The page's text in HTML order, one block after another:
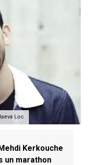
Loc
Kerkouche
un marathon